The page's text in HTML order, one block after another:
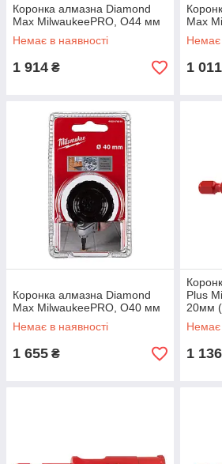
Коронка алмазна Diamond
Max MilwaukeePRO, O44 мм
Немає в наявності
1 914 ₴
Max
Немає
1 011
Коронка алмазна Diamond
Max MilwaukeePRO, O40 мм
Немає в наявності
1 655 ₴
Plus
20мм
Немає
1 136